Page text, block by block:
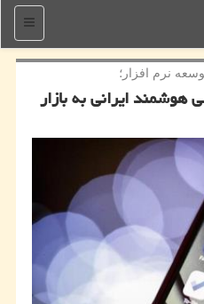
منو
نرم افزار؛
هوشمند ایرانی به بازار